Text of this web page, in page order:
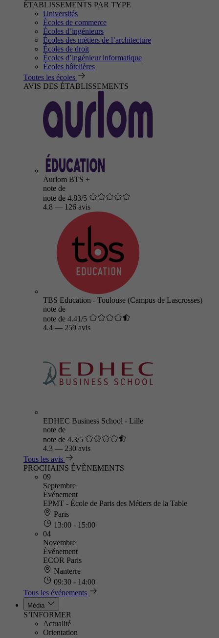
ÉTABLISSEMENTS PAR TYPE
Universités
Écoles de commerce
Écoles d’ingénieurs
Écoles des métiers de l’architecture
Écoles de droit
Écoles d’ingénieur informatique
Écoles hôtelières
Toutes les écoles
AVIS DES ÉTABLISSEMENTS
Aurlom BTS +
note de
note de 4.83/5
4.8 — 126 avis
TBS Education - Toulouse (Campus de Lascrosses)
note de
note de 4.41/5
4.4 — 259 avis
EDHEC Business School - Lille
note de
note de 4.3/5
4.3 — 230 avis
Tous les avis
PROCHAINS ÉVÈNEMENTS
09
Septembre
Événement
EPMT - École de Paris des Métiers de la Table
Paris
13:00 - 15:00
04
Novembre
Événement
ECOR Paris
Nanterre
09:30 - 14:00
Tous les événements
Média
S’INFORMER
Actualité
Orientation